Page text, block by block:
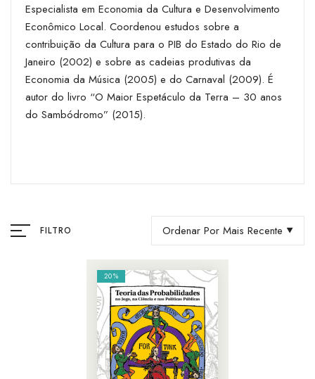
Especialista em Economia da Cultura e Desenvolvimento
Econômico Local. Coordenou estudos sobre a
contribuição da Cultura para o PIB do Estado do Rio de
Janeiro (2002) e sobre as cadeias produtivas da
Economia da Música (2005) e do Carnaval (2009). É
autor do livro “O Maior Espetáculo da Terra – 30 anos
do Sambódromo” (2015).
FILTRO Ordenar Por Mais Recente
20%